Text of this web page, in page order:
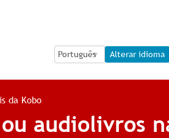
Language Selection
Language Selection
Alterar idioma
da Kobo
audiolivros